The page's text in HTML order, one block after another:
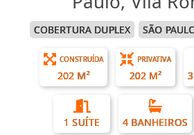
COBERTURA DUPLEX SÃO
CONSTRUÍDA
202 M²
PRIVATIVA
202 M²
1 SUÍTE 4 BANHEIROS